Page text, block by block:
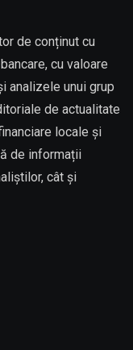
de conținut cu
cu valoare
analizele unui grup
de actualitate
locale și
de informații
cât și